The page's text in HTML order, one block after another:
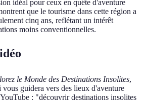
idéal pour ceux en quête d'aventure
que le tourisme dans cette région a
cinq ans, reflétant un intérêt
moins conventionnelles.
le Monde des Destinations Insolites,
guidera vers des lieux d'aventure
: "découvrir destinations insolites